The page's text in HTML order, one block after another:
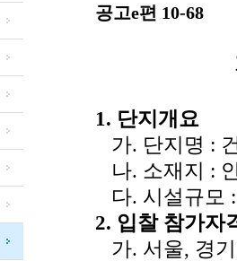
공고e편 10-68
1. 단지개요
가. 단지명 :
나. 소재지 :
다. 시설규모
2. 입찰 참가자
가. 서울, 경